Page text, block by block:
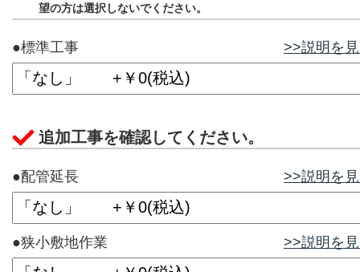
望の方は選択しないでください。
●標準工事 >>説明を
追加工事を確認してください。
●配管延長 >>説明を
●狭小敷地作業 >>説明を